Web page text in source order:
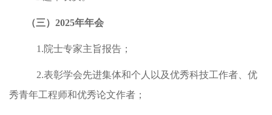
（三） 2025年年会
1.院士专家主旨报告；
2.表彰学会先进集体和个人以及优秀科技工作者、优
秀青年工程师和优秀论文作者；